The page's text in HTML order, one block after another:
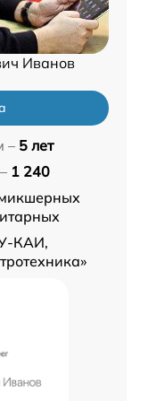
Иванов
– 5 лет
1 240
КАИ,